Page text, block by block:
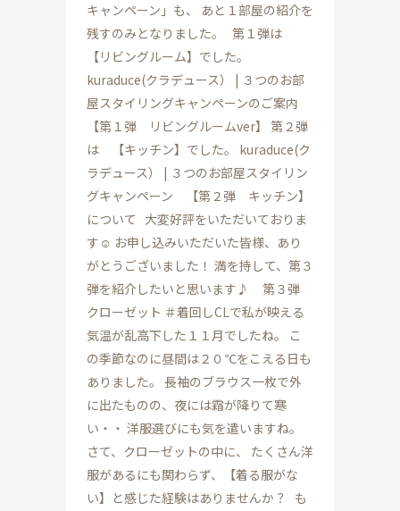
キャンペーン」も、 あと１部屋の紹介を
残すのみとなりました。 第１弾は
【リビングルーム】でした。
kuraduce(クラデュース） | ３つのお部
屋スタイリングキャンペーンのご案内
【第１弾 リビングルームver】 第２弾
は 【キッチン】でした。 kuraduce(ク
ラデュース） | ３つのお部屋スタイリン
グキャンペーン 【第２弾 キッチン】
について 大変好評をいただいておりま
す☺ お申し込みいただいた皆様、あり
がとうございました！ 満を持して、第３
弾を紹介したいと思います♪ 第３弾
クローゼット ＃着回しCLで私が映える
気温が乱高下した１１月でしたね。 こ
の季節なのに昼間は２０℃をこえる日も
ありました。 長袖のブラウス一枚で外
に出たものの、夜には霜が降りて寒
い・・ 洋服選びにも気を遣いますね。
さて、クローゼットの中に、 たくさん洋
服があるにも関わらず、【着る服がな
い】と感じた経験はありませんか？ も